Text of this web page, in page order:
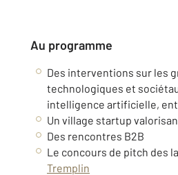
Au programme
Des interventions sur les
technologiques et
intelligence artificielle,
Un village startup
Des rencontres B2B
Le concours de pitch des
Tremplin